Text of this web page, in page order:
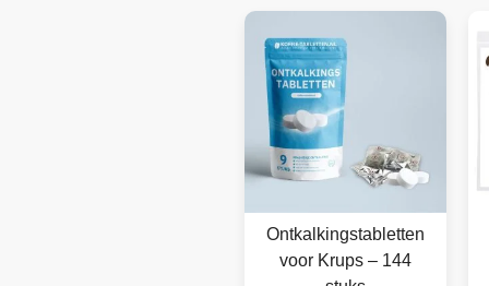
Ontkalkingstabletten
voor Krups – 144